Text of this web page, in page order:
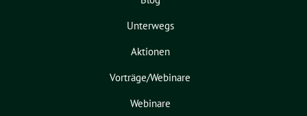
Unterwegs
Aktionen
Vorträge/Webinare
Webinare